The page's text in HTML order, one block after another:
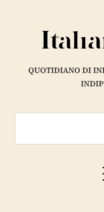
QUOTIDIANO DI